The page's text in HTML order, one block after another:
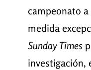
campeonato
medida
Sunday Times
investigación,